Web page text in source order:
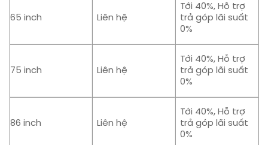
65 inch Liên hệ
Tới 40%, Hỗ trợ
trả góp lãi suất
0%
75 inch Liên hệ
Tới 40%, Hỗ trợ
trả góp lãi suất
0%
86 inch Liên hệ
Tới 40%, Hỗ trợ
trả góp lãi suất
0%